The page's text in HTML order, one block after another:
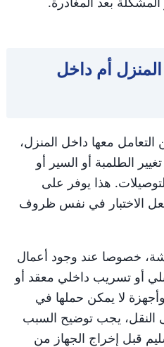
أم داخل
معها داخل المنزل،
الطلمبة أو السير أو
هذا يوفر على
الاختبار في نفس ظروف
خصوصا عند وجود أعمال
أو تسريب داخلي معقد أو
لا يمكن حملها في
النقل، يجب توضيح السبب
قبل إخراج الجهاز من